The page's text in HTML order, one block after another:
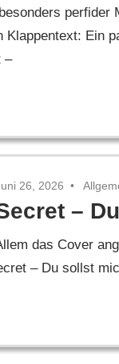
Klappentext:
–
26, 2026
–
das Cover
– Du sollst